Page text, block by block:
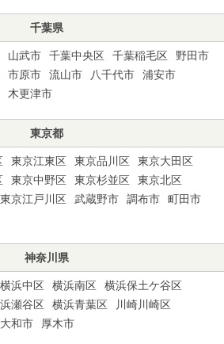
千葉県
山武市 千葉中央区 千葉稲毛区
野田市
市原市 流山市 八千代市
浦安市
木更津市
東京都
東京江東区 東京品川区
東京大田区
東京中野区 東京杉並区
東京北区
東京江戸川区 武蔵野市 調布市
町田市
神奈川県
横浜中区 横浜南区
横浜保土ケ谷区
瀬谷区 横浜青葉区
川崎川崎区
大和市 厚木市